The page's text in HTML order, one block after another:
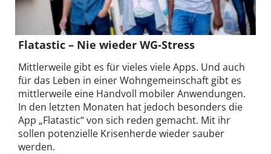
Flatastic – Nie wieder WG-Stress
Mittlerweile gibt es für vieles viele Apps. Und auch
für das Leben in einer Wohngemeinschaft gibt es
mittlerweile eine Handvoll mobiler Anwendungen.
In den letzten Monaten hat jedoch besonders die
App „Flatastic“ von sich reden gemacht. Mit ihr
sollen potenzielle Krisenherde wieder sauber
werden.